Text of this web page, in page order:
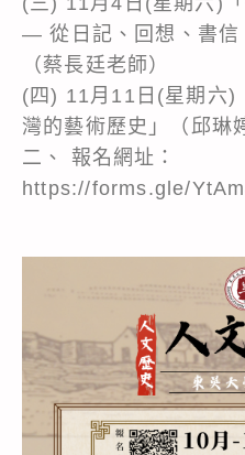
— 從日記、回想、書信
（蔡長廷老師）
(四) 11月11日(星期六)
灣的藝術歷史」（邱琳
二、 報名網址：
https://forms.gle/